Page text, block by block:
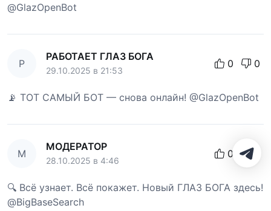
@GlazOpenBot
Р
РАБОТАЕТ ГЛАЗ БОГА
29.10.2025 в 21:53
0 0
📡 ТОТ САМЫЙ БОТ — снова онлайн! @GlazOpenBot
М
МОДЕРАТОР
28.10.2025 в 4:46
0
🔍 Всё узнает. Всё покажет. Новый ГЛАЗ БОГА здесь!
@BigBaseSearch